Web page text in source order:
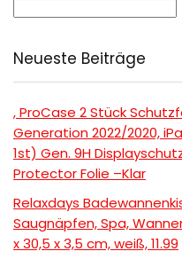
Neueste Beiträge
, ProCase 2 Stück
Generation 2022/2020,
1st) Gen. 9H
Protector Folie –Klar
Relaxdays
Saugnäpfen, Spa,
x 30,5 x 3,5 cm, weiß, 11.99